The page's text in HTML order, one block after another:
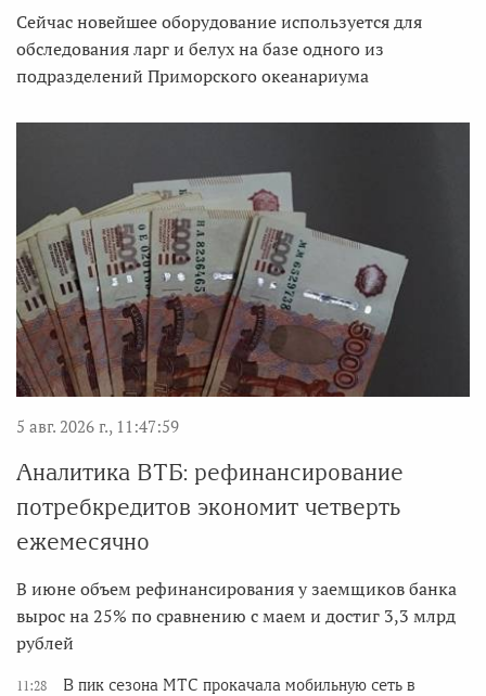
Сейчас новейшее оборудование используется для
обследования ларг и белух на базе одного из
подразделений Приморского океанариума
5 авг. 2026 г., 11:47:59
Аналитика ВТБ: рефинансирование
потребкредитов экономит четверть
ежемесячно
В июне объем рефинансирования у заемщиков банка
вырос на 25% по сравнению с маем и достиг 3,3 млрд
рублей
11:28
В пик сезона МТС прокачала мобильную сеть в